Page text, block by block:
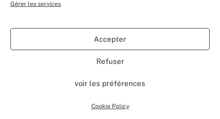
Gérer les services
Accepter
Refuser
voir les préférences
Cookie Policy
To
Top
Valentin Lecerf's Blog
Home Blog Contributions My Projects
Contact
Valentin Lecerf's Blog2026